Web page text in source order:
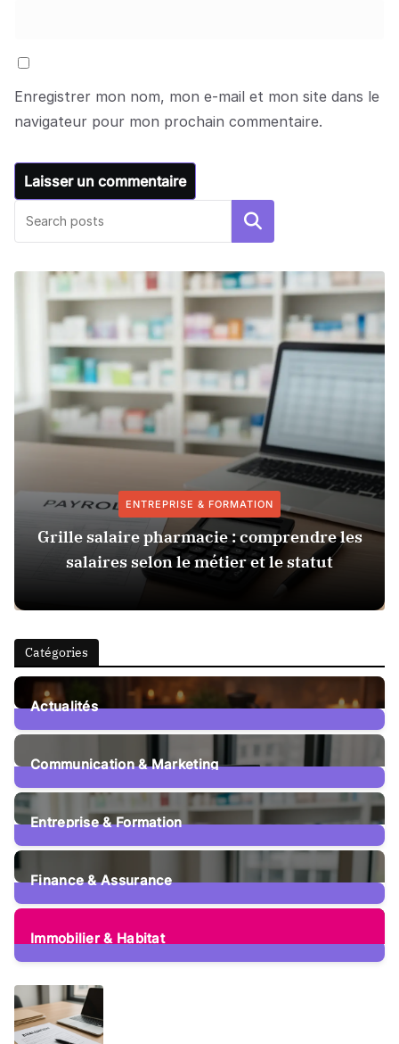
Enregistrer mon nom, mon e-mail et mon site dans le
navigateur pour mon prochain commentaire.
Rechercher
ENTREPRISE & FORMATION
Grille salaire pharmacie : comprendre les
salaires selon le métier et le statut
Catégories
Actualités
15Posts
Communication & Marketing
12Posts
Entreprise & Formation
107Posts
Finance & Assurance
73Posts
Immobilier & Habitat